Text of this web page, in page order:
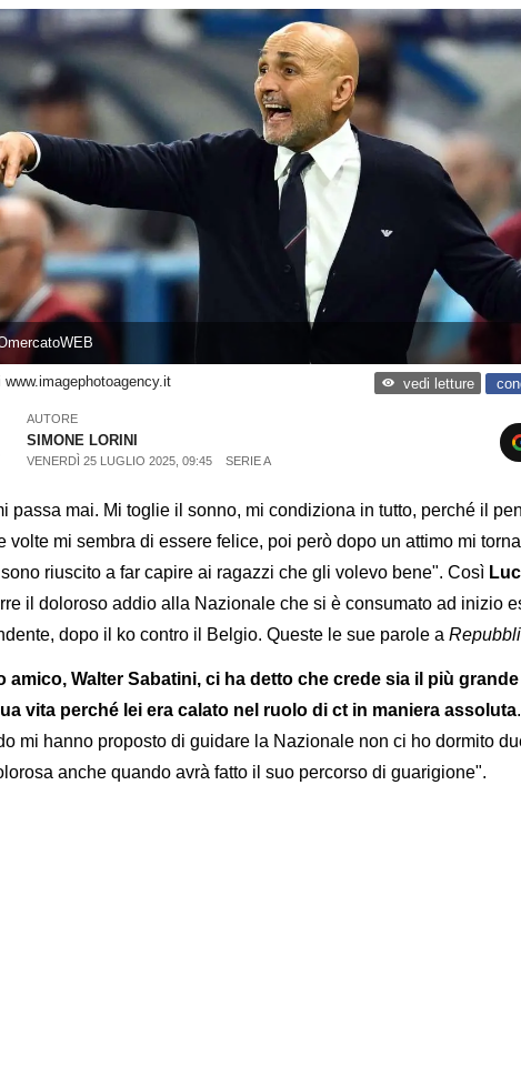
vedi letture
AUTORE
SIMONE LORINI
VENERDÌ 25 LUGLIO 2025, 09:45 SERIE A
passa mai. Mi toglie il sonno, mi condiziona in tutto, perché il
volte mi sembra di essere felice, poi però dopo un attimo mi
sono riuscito a far capire ai ragazzi che gli volevo bene". Così
il doloroso addio alla Nazionale che si è consumato ad inizio
dopo il ko contro il Belgio. Queste le sue parole a
amico, Walter Sabatini, ci ha detto che crede sia il più
vita perché lei era calato nel ruolo di ct in maniera assoluta.
mi hanno proposto di guidare la Nazionale non ci ho dormito
anche quando avrà fatto il suo percorso di guarigione".